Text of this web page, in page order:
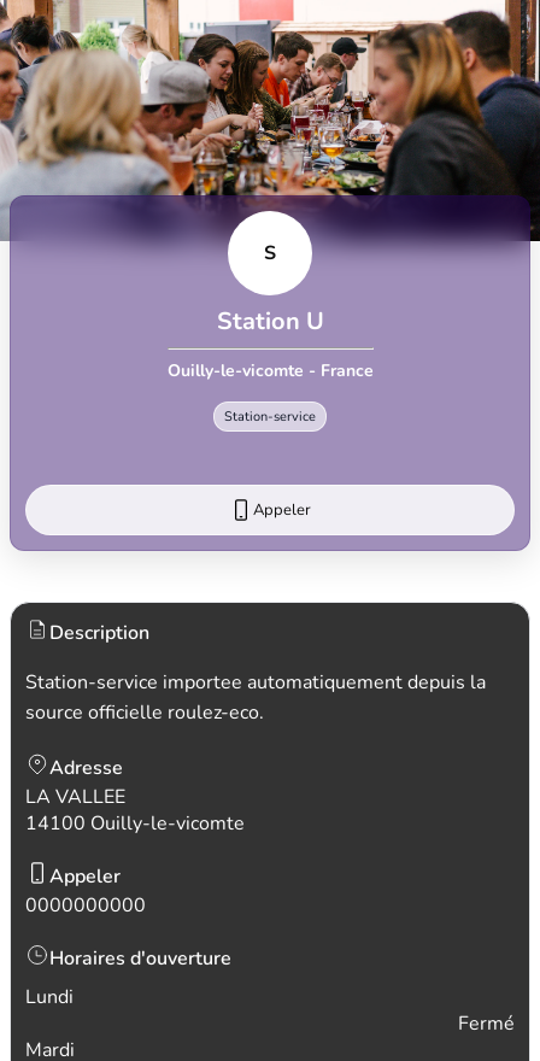
S
Station U
Ouilly-le-vicomte - France
Station-service
Appeler
Description
Station-service importee automatiquement depuis la
source officielle roulez-eco.
Adresse
LA VALLEE
14100 Ouilly-le-vicomte
Appeler
0000000000
Horaires d'ouverture
Lundi
Fermé
Mardi